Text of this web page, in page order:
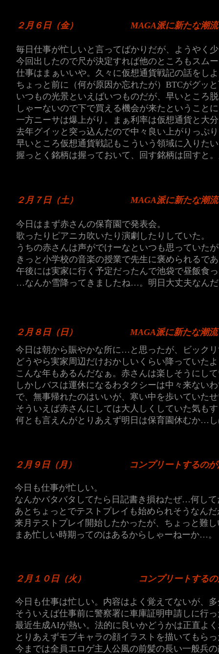
２月６日（金） MAGA派に新たな潮
毎日仕事が忙しいと言ってばかりだが、ようやく
今回出したので尺が決定すれば他のところもスム
仕事はまぁいいや。久々に仮想通貨戦記の話をし
ちょっと前に（何が原因か忘れたが）BTCがグッ
いつもの光景といえばいつものだが、早いところ
しゃーないので下で買える機会が来たということ
一方ニーサは爆上がり。まぁ利率は仮想通貨と大
去年グイッと突っ込んだので中々良い上がりっぷ
早いところ仮想通貨戦記もこういう領域に入りた
握っとく銘柄は握っておいて、回す銘柄は回すと
２月７日（土） MAGA派に新たな潮
今日はまず赤さんの保育園で発表会。
歌ったりピアニカ吹いたり演劇したりしていた。
うちの赤さんは声がでけーなといつも思っていた
きっと小学校の音楽の授業で先生に褒められるで
午後には実家に行く予定だったんで池袋で昼飯食
…なんか雪降ってきましたね…。明日大丈夫なん
２月８日（日） MAGA派に新たな潮
今日は朝から賑やかな所に…と思ったが、ビック
どうやら実家周辺だけおかしいくらい降っていた
こんな年もあるんだなぁ。赤さんは楽しそうにし
しかしバスは運休になるわタクシーは中々来ない
で、無事帰れたのはいいが、寒い中を歩いていた
そういえば赤さんにしては大人しくしていた気も
何とも言えんがとりあえず明日は保育園休むか…
２月９日（月） コンプリートするの
今日も仕事が忙しい。
なんかバタバタしてたら日記書き損ねたぜ…何し
あとちょっとでテストプレイも始められそうなん
来月テストプレイ開始したかったが、ちょっと難
まあ忙しい時期ってのはあるからしゃーねーか…。
２月１０日（火） コンプリートする
今日も仕事は忙しい。内容はよく覚えてないが、
そういえば仕事前に警察署に車庫証明申請しに行
最近生成AIが熱い。法的に良いかどうかは正直よ
とりあえずモブキャラの顔イラストを描いてもら
今までは全員エロゲ主人公風の前髪の長い一般兵